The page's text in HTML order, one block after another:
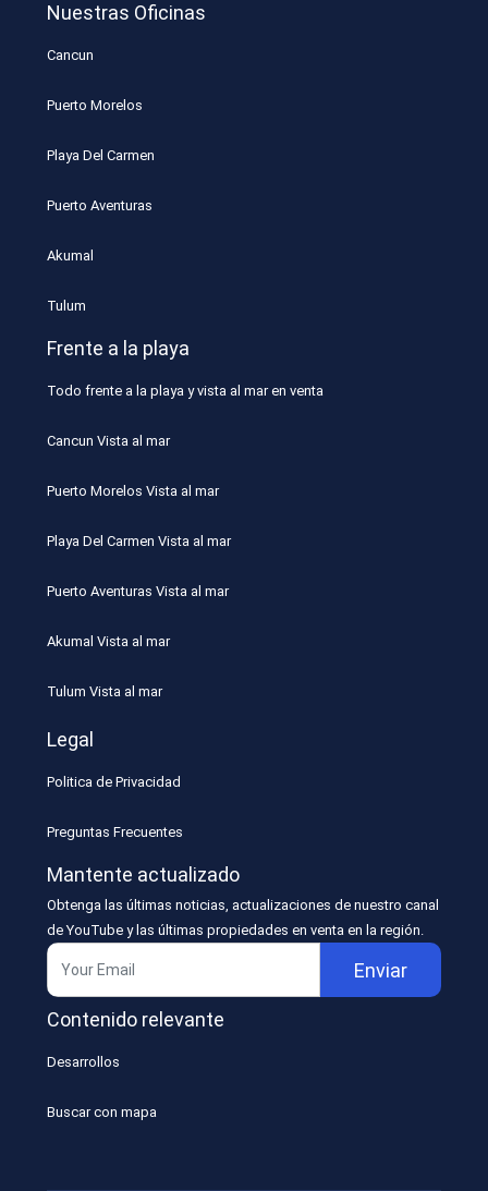
Nuestras Oficinas
Cancun
Puerto Morelos
Playa Del Carmen
Puerto Aventuras
Akumal
Tulum
Frente a la playa
Todo frente a la playa y vista al mar en venta
Cancun Vista al mar
Puerto Morelos Vista al mar
Playa Del Carmen Vista al mar
Puerto Aventuras Vista al mar
Akumal Vista al mar
Tulum Vista al mar
Legal
Politica de Privacidad
Preguntas Frecuentes
Mantente actualizado
Obtenga las últimas noticias, actualizaciones de nuestro canal
de YouTube y las últimas propiedades en venta en la región.
Enviar
Contenido relevante
Desarrollos
Buscar con mapa